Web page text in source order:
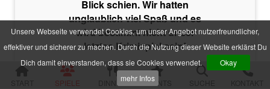
Unsere Webseite verwendet Cookies, um unser Angebot nutzerfreundlicher,
effektiver und sicherer zu machen. Durch die Nutzung dieser Website erklärst Du
Dich damit einverstanden, dass sie Cookies verwendet.
Okay
mehr Infos
START SPIELE DINNER EVENTS SUCHE KONTAKT
Der Fall einer Lady
Hau den Michl
Das letzte Festmahl des Pharaos
Krimispiele für Jugendliche
Das Gift der Rivalen
Blick schien. Wir hatten
unglaublich viel Spaß und es
wird bestimmt nicht unser
letztes Krimispiel sein!